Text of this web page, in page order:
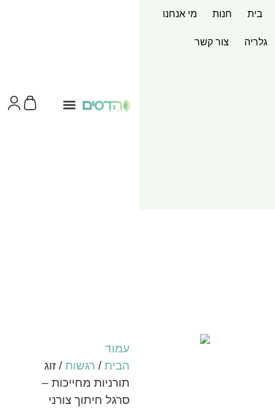
בית חנות מי אנחנו
גלריה צור קשר
עמוד
הבית/ רגשות/ זוג
תורניות מחייכות –
סרגל חיתוך צורני